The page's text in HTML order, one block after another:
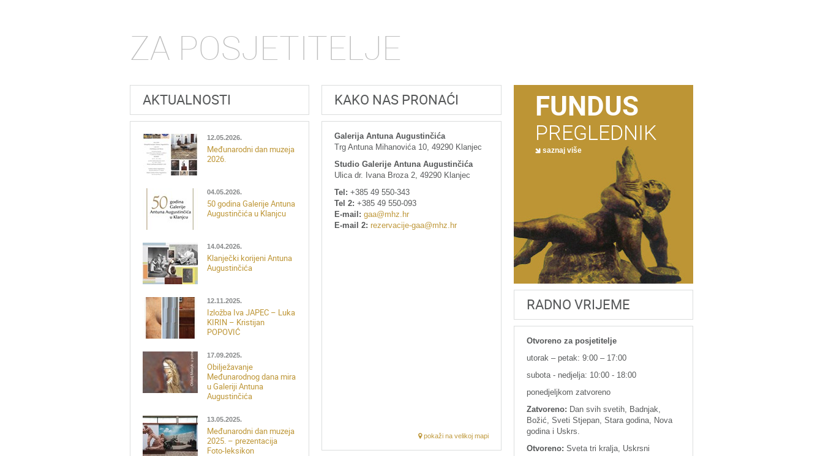
ZA POSJETITELJE
AKTUALNOSTI
12.05.2026.
Međunarodni dan muzeja
2026.
04.05.2026.
50 godina Galerije Antuna
Augustinčića u Klanjcu
14.04.2026.
Klanječki korijeni Antuna
Augustinčića
12.11.2025.
Izložba Iva JAPEC – Luka
KIRIN – Kristijan
POPOVIĆ
17.09.2025.
Obilježavanje
Međunarodnog dana mira
u Galeriji Antuna
Augustinčića
13.05.2025.
Međunarodni dan muzeja
2025. – prezentacija
Foto-leksikon
KAKO NAS PRONAĆI
Galerija Antuna Augustinčića
Trg Antuna Mihanovića 10, 49290 Klanjec
Studio Galerije Antuna Augustinčića
Ulica dr. Ivana Broza 2, 49290 Klanjec
Tel: +385 49 550-343
Tel 2: +385 49 550-093
E-mail: gaa@mhz.hr
E-mail 2: rezervacije-gaa@mhz.hr
pokaži na velikoj mapi
FUNDUS
PREGLEDNIK
saznaj više
RADNO VRIJEME
Otvoreno za posjetitelje
utorak – petak: 9:00 – 17:00
subota - nedjelja: 10:00 - 18:00
ponedjeljkom zatvoreno
Zatvoreno: Dan svih svetih, Badnjak,
Božić, Sveti Stjepan, Stara godina, Nova
godina i Uskrs.
Otvoreno: Sveta tri kralja, Uskrsni